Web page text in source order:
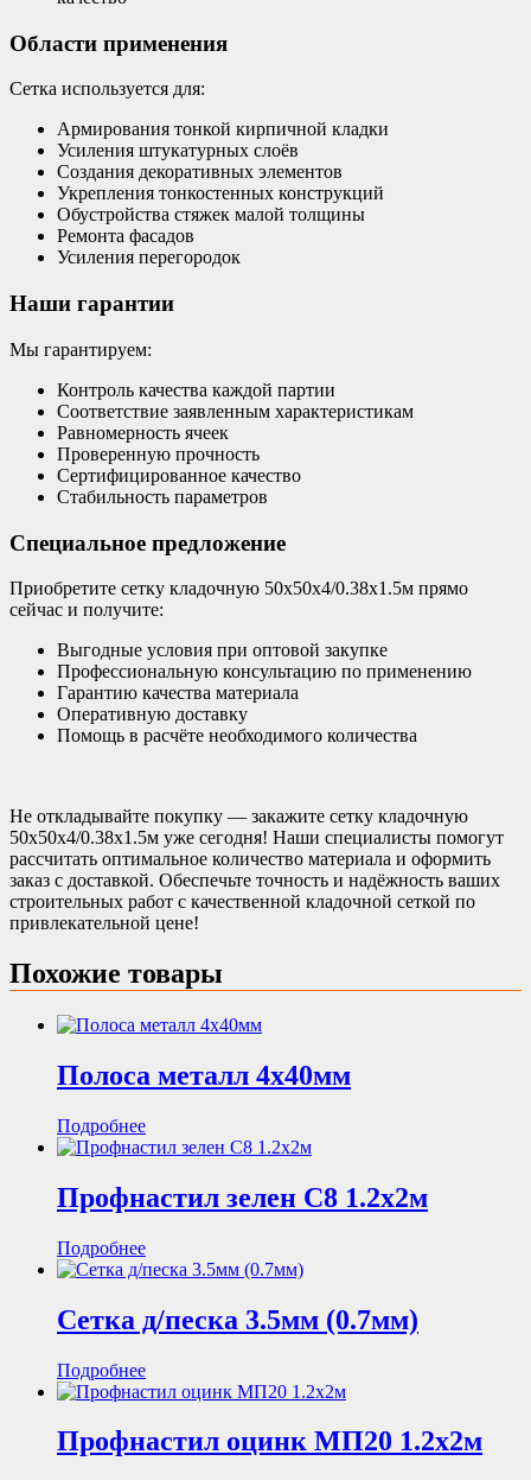
Области применения
Сетка используется для:
Армирования тонкой кирпичной кладки
Усиления штукатурных слоёв
Создания декоративных элементов
Укрепления тонкостенных конструкций
Обустройства стяжек малой толщины
Ремонта фасадов
Усиления перегородок
Наши гарантии
Мы гарантируем:
Контроль качества каждой партии
Соответствие заявленным характеристикам
Равномерность ячеек
Проверенную прочность
Сертифицированное качество
Стабильность параметров
Специальное предложение
Приобретите сетку кладочную 50х50х4/0.38х1.5м прямо
сейчас и получите:
Выгодные условия при оптовой закупке
Профессиональную консультацию по применению
Гарантию качества материала
Оперативную доставку
Помощь в расчёте необходимого количества
Не откладывайте покупку — закажите сетку кладочную
50х50х4/0.38х1.5м уже сегодня! Наши специалисты помогут
рассчитать оптимальное количество материала и оформить
заказ с доставкой. Обеспечьте точность и надёжность ваших
строительных работ с качественной кладочной сеткой по
привлекательной цене!
Похожие товары
Полоса металл 4х40мм
Подробнее
Профнастил зелен С8 1.2х2м
Подробнее
Сетка д/песка 3.5мм (0.7мм)
Подробнее
Профнастил оцинк МП20 1.2х2м